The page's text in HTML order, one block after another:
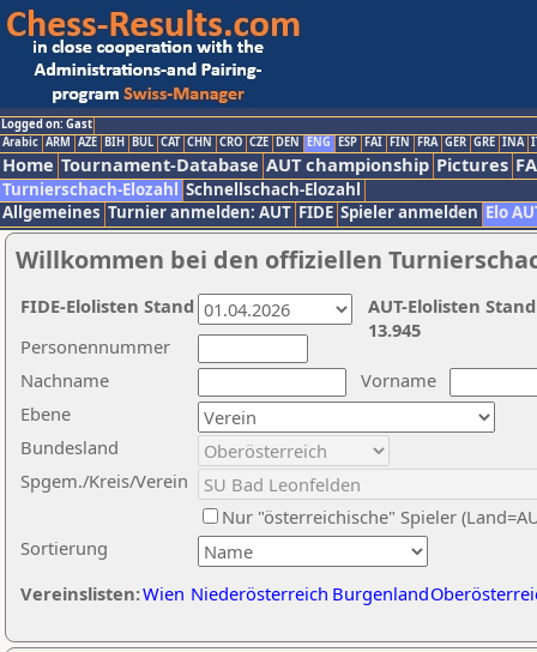
Logged on: Gast
Arabic ARM AZE BIH BUL CAT CHN CRO CZE DEN ENG ESP FAI FIN FRA GER GRE INA
Home Tournament-Database AUT championship Pictures
Turnierschach-Elozahl Schnellschach-Elozahl
Allgemeines Turnier anmelden: AUT FIDE Spieler anmelden Elo
Willkommen bei den offiziellen
Nachname
Vorname
Ebene
Sortierung
Personennummer
Bundesland
Spgem./Kreis/Verein
Nur "österreichische" Spieler
Vereinslisten:Wien Niederösterreich Burgenland
AUT-Elolisten
13.945
FIDE-Elolisten Stand